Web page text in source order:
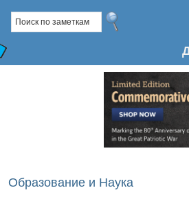
Образование и Наука